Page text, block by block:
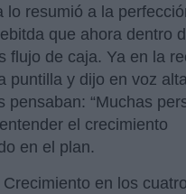
lo resumió a la
que ahora dentro
flujo de caja. Ya en la
puntilla y dijo en voz
pensaban: “Muchas
el crecimiento
en el plan.
en los cuatro